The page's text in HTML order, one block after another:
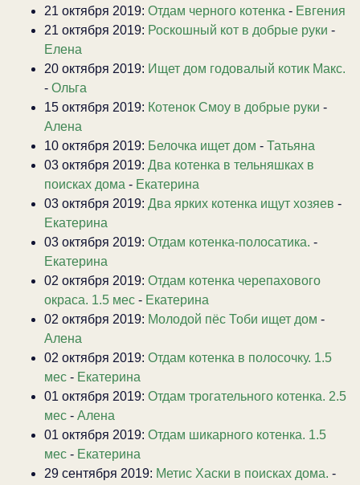
21 октября 2019: Отдам черного котенка - Евгения
21 октября 2019: Роскошный кот в добрые руки -
Елена
20 октября 2019: Ищет дом годовалый котик Макс.
- Ольга
15 октября 2019: Котенок Смоу в добрые руки -
Алена
10 октября 2019: Белочка ищет дом - Татьяна
03 октября 2019: Два котенка в тельняшках в
поисках дома - Екатерина
03 октября 2019: Два ярких котенка ищут хозяев -
Екатерина
03 октября 2019: Отдам котенка-полосатика. -
Екатерина
02 октября 2019: Отдам котенка черепахового
окраса. 1.5 мес - Екатерина
02 октября 2019: Молодой пёс Тоби ищет дом -
Алена
02 октября 2019: Отдам котенка в полосочку. 1.5
мес - Екатерина
01 октября 2019: Отдам трогательного котенка. 2.5
мес - Алена
01 октября 2019: Отдам шикарного котенка. 1.5
мес - Екатерина
29 сентября 2019: Метис Хаски в поисках дома. -